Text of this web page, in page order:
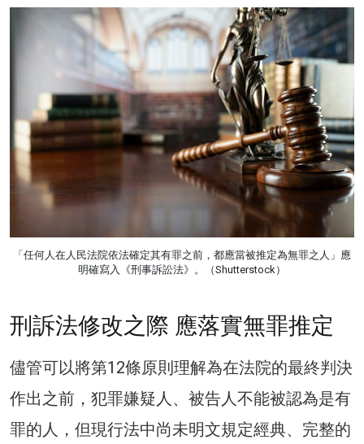
「任何人在人民法院依法確定其有罪之前，都應當被推定為無罪之人」應
明確寫入《刑事訴訟法》。（Shutterstock）
刑訴法修改之際 應落實無罪推定
儘管可以將第12條原則理解為在法院的最終判決
作出之前，犯罪嫌疑人、被告人不能被認為是有
罪的人，但現行法中尚未明文規定經典、完整的